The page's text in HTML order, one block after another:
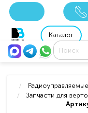
8 800 201 92 06
Каталог
Запчасти для